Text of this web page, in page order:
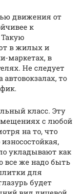
движения от
к
в жилых и
маркетах, в
Не следует
автовокзалах, то
класс. Эту
с любой
на то, что
укладывают как
все же надо быть
для
будет